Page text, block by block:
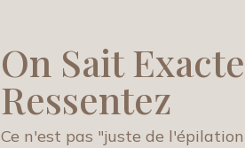
On Sait
Ressentez
Ce n'est pas "juste de